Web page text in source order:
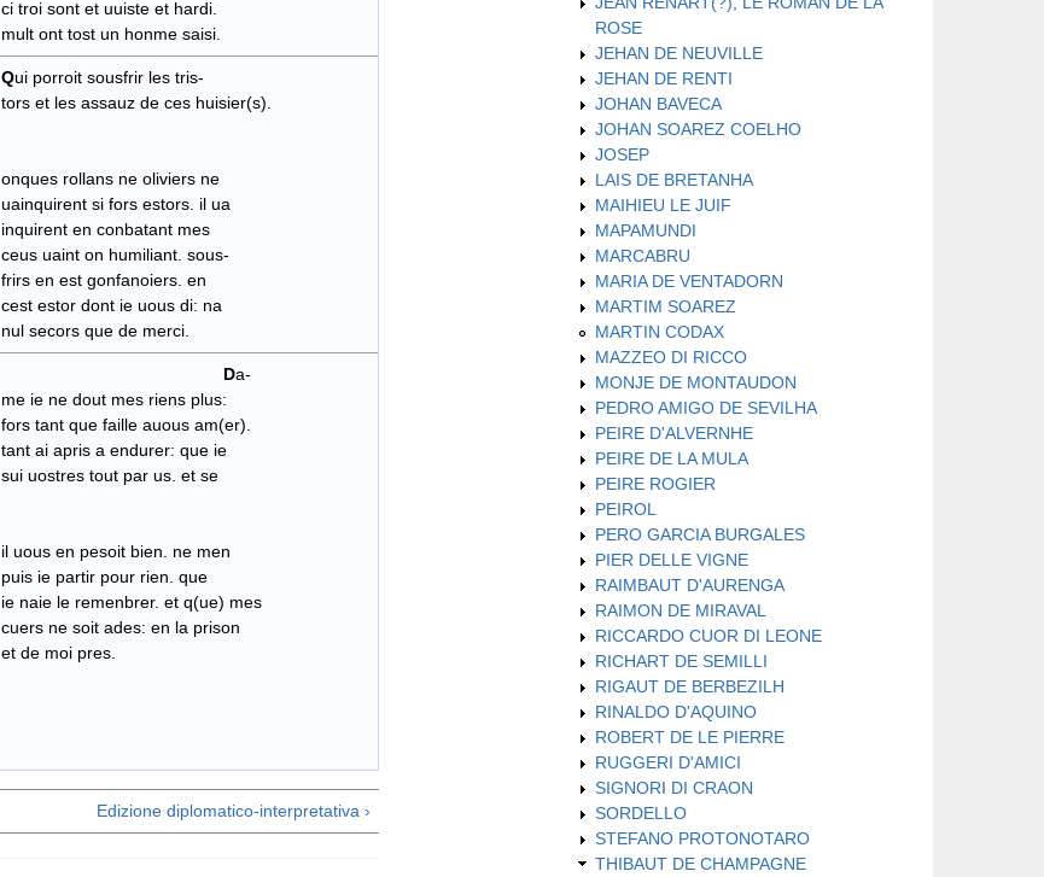
ci troi sont et uuiste et hardi.
mult ont tost un honme saisi.
Qui porroit sousfrir les tris-
tors et les assauz de ces huisier(s).
onques rollans ne oliviers ne
uainquirent si fors estors. il ua
inquirent en conbatant mes
ceus uaint on humiliant. sous-
frirs en est gonfanoiers. en
cest estor dont ie uous di: na
nul secors que de merci.
Da-
me ie ne dout mes riens plus:
fors tant que faille auous am(er).
tant ai apris a endurer: que ie
sui uostres tout par us. et se
il uous en pesoit bien. ne men
puis ie partir pour rien. que
ie naie le remenbrer. et q(ue) mes
cuers ne soit ades: en la prison
et de moi pres.
Edizione diplomatico-interpretativa ›
ROSE
JEHAN DE NEUVILLE
JEHAN DE RENTI
JOHAN BAVECA
JOHAN SOAREZ COELHO
JOSEP
LAIS DE BRETANHA
MAIHIEU LE JUIF
MAPAMUNDI
MARCABRU
MARIA DE VENTADORN
MARTIM SOAREZ
MARTIN CODAX
MAZZEO DI RICCO
MONJE DE MONTAUDON
PEDRO AMIGO DE SEVILHA
PEIRE D'ALVERNHE
PEIRE DE LA MULA
PEIRE ROGIER
PEIROL
PERO GARCIA BURGALES
PIER DELLE VIGNE
RAIMBAUT D'AURENGA
RAIMON DE MIRAVAL
RICCARDO CUOR DI LEONE
RICHART DE SEMILLI
RIGAUT DE BERBEZILH
RINALDO D'AQUINO
ROBERT DE LE PIERRE
RUGGERI D'AMICI
SIGNORI DI CRAON
SORDELLO
STEFANO PROTONOTARO
THIBAUT DE CHAMPAGNE